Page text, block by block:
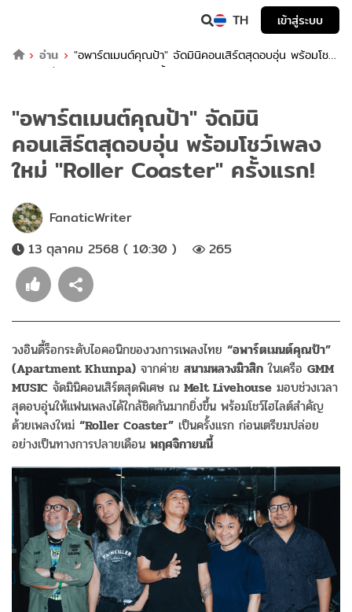
TH
เข้าสู่ระบบ
อ่าน
"อพาร์ตเมนต์คุณป้า" จัดมินิคอนเสิร์ตสุดอบอุ่น พร้อมโชว์
เพลงใหม่ "Roller Coaster" ครั้งแรก!
"อพาร์ตเมนต์คุณป้า" จัดมินิ
คอนเสิร์ตสุดอบอุ่น พร้อมโชว์เพลง
ใหม่ "Roller Coaster" ครั้งแรก!
FanaticWriter
13 ตุลาคม 2568 ( 10:30 )
265
วงอินดี้ร็อกระดับไอคอนิกของวงการเพลงไทย “อพาร์ตเมนต์คุณป้า”
(Apartment Khunpa) จากค่าย สนามหลวงมิวสิก ในเครือ GMM
MUSIC จัดมินิคอนเสิร์ตสุดพิเศษ ณ Melt Livehouse มอบช่วงเวลา
สุดอบอุ่นให้แฟนเพลงได้ใกล้ชิดกันมากยิ่งขึ้น พร้อมโชว์ไฮไลต์สำคัญ
ด้วยเพลงใหม่ “Roller Coaster” เป็นครั้งแรก ก่อนเตรียมปล่อย
อย่างเป็นทางการปลายเดือน พฤศจิกายนนี้